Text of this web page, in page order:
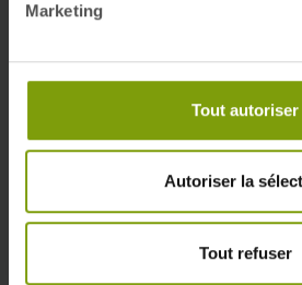
Marketing
Tout autoriser
Autoriser la
Tout refuser
Nos
Quali'Hlm